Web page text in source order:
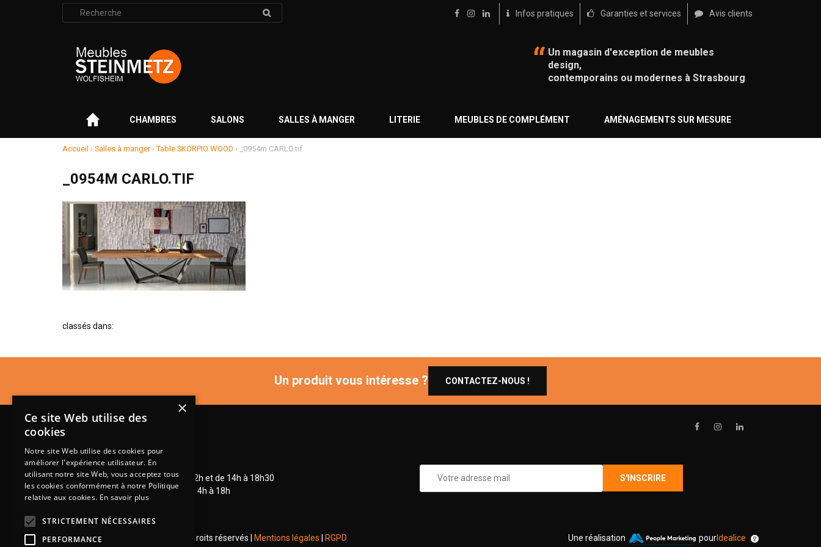
Rechercher
:
Infos pratiques Garanties et services Avis clients
Un magasin d'exception de meubles
design,
contemporains ou modernes à Strasbourg
CHAMBRES SALONS SALLES À MANGER LITERIE MEUBLES DE COMPLÉMENT AMÉNAGEMENTS SUR MESURE
Accueil › Salles à manger›Table SKORPIO WOOD › _0954m CARLO.tif
_0954M CARLO.TIF
classés dans:
Un produit vous intéresse ? CONTACTEZ-NOUS !
Lundi de 14h à 18h30
Mardi à vendredi de 9h à 12h et de 14h à 18h30
Samedi de 9h à 12h et de 14h à 18h
© 2026 Groupe Steinmetz - Tous droits réservés | Mentions légales RGPD Une réalisation pourIdealice
×
Ce site Web utilise des
cookies
Notre site Web utilise des cookies pour
améliorer l'expérience utilisateur. En
utilisant notre site Web, vous acceptez tous
les cookies conformément à notre Politique
relative aux cookies. En savoir plus
STRICTEMENT NÉCESSAIRES
PERFORMANCE